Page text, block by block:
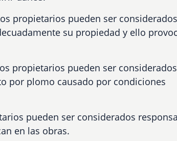
propietarios pueden ser considerados
su propiedad y ello
propietarios pueden ser considerados
por plomo causado por condiciones
pueden ser considerados
en las obras.